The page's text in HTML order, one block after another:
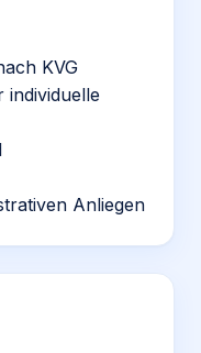
KVG
individuelle
Anliegen